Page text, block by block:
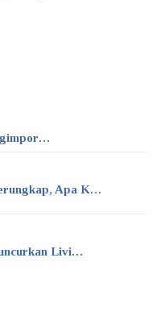
Apa K…
Livi…